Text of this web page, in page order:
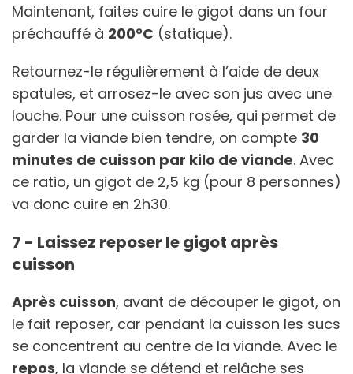
Maintenant, faites cuire le gigot dans un four
préchauffé à 200°C (statique).
Retournez-le régulièrement à l’aide de deux
spatules, et arrosez-le avec son jus avec une
louche. Pour une cuisson rosée, qui permet de
garder la viande bien tendre, on compte 30
minutes de cuisson par kilo de viande. Avec
ce ratio, un gigot de 2,5 kg (pour 8 personnes)
va donc cuire en 2h30.
7 - Laissez reposer le gigot après
cuisson
Après cuisson, avant de découper le gigot, on
le fait reposer, car pendant la cuisson les sucs
se concentrent au centre de la viande. Avec le
repos, la viande se détend et relâche ses